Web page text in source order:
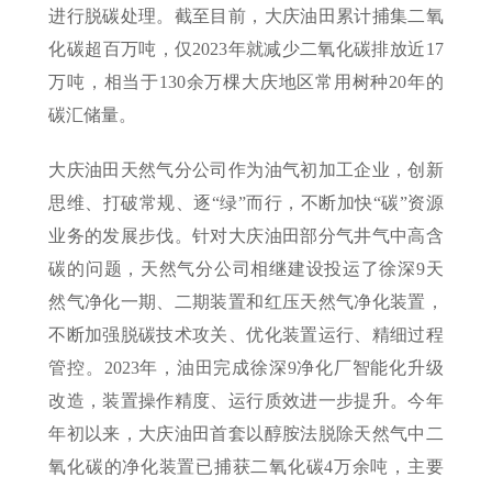
进行脱碳处理。截至目前，大庆油田累计捕集二氧
化碳超百万吨，仅2023年就减少二氧化碳排放近17
万吨，相当于130余万棵大庆地区常用树种20年的
碳汇储量。
大庆油田天然气分公司作为油气初加工企业，创新
思维、打破常规、逐“绿”而行，不断加快“碳”资源
业务的发展步伐。针对大庆油田部分气井气中高含
碳的问题，天然气分公司相继建设投运了徐深9天
然气净化一期、二期装置和红压天然气净化装置，
不断加强脱碳技术攻关、优化装置运行、精细过程
管控。2023年，油田完成徐深9净化厂智能化升级
改造，装置操作精度、运行质效进一步提升。今年
年初以来，大庆油田首套以醇胺法脱除天然气中二
氧化碳的净化装置已捕获二氧化碳4万余吨，主要